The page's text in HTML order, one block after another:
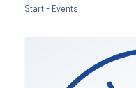
Start- Events